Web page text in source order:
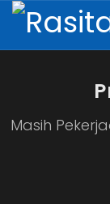
Masih